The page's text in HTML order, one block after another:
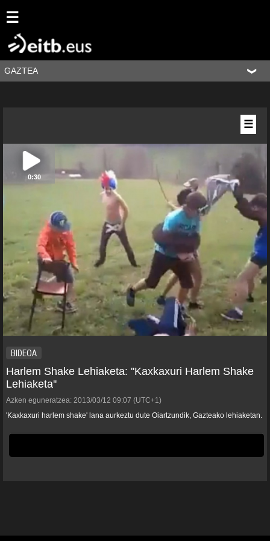
☰
GAZTEA
0:30
BIDEOA
Harlem Shake Lehiaketa: ''Kaxkaxuri Harlem Shake
Lehiaketa''
Azken eguneratzea: 2013/03/12 09:07 (UTC+1)
'Kaxkaxuri harlem shake' lana aurkeztu dute Oiartzundik, Gazteako lehiaketan.
☰